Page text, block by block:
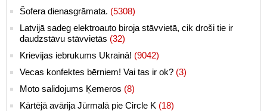
Šofera dienasgrāmata. (5308)
Latvijā sadeg elektroauto biroja stāvvietā, cik droši tie ir
daudzstāvu stāvvietās (32)
Krievijas iebrukums Ukrainā! (9042)
Vecas konfektes bērniem! Vai tas ir ok? (3)
Moto salidojums Ķemeros (8)
Kārtējā avārija Jūrmalā pie Circle K (18)